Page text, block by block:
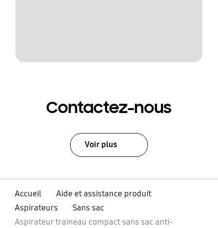
Contactez-nous
Voir plus
Accueil
Aide et assistance produit
Aspirateurs
Sans sac
Aspirateur traineau compact sans sac anti-